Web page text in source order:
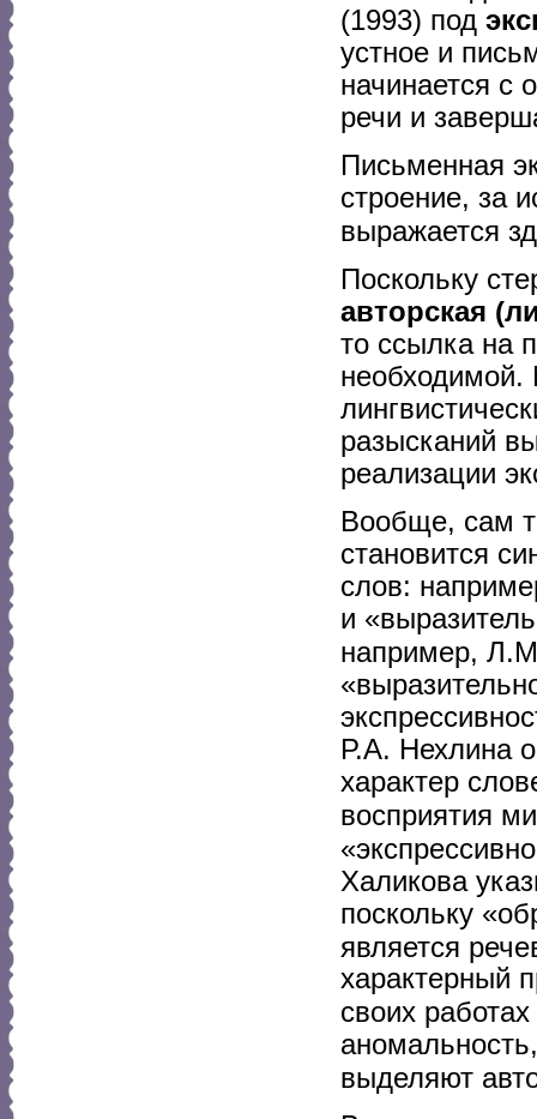
(1993) под
устное и
начинается с
речи и
Письменная
строение, за
выражается
Поскольку
авторская
то ссылка на
необходимой.
разысканий
реализации
Вообще, сам
становится
слов:
и
например,
Р.А. Нехлина
характер
восприятия
Халикова
поскольку
является
характерный
своих
выделяют